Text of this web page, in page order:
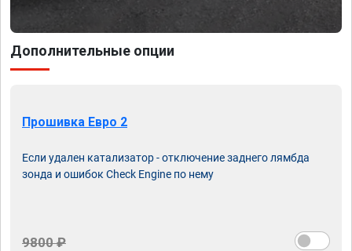
Дополнительные опции
Прошивка Евро 2
Если удален катализатор - отключение заднего лямбда
зонда и ошибок Check Engine по нему
9800 ₽